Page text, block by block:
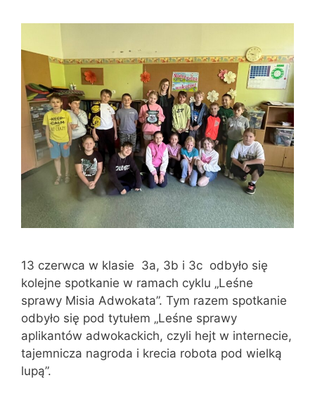
13 czerwca w klasie 3a, 3b i 3c odbyło się
kolejne spotkanie w ramach cyklu „Leśne
sprawy Misia Adwokata”. Tym razem spotkanie
odbyło się pod tytułem „Leśne sprawy
aplikantów adwokackich, czyli hejt w internecie,
tajemnicza nagroda i krecia robota pod wielką
lupą”.